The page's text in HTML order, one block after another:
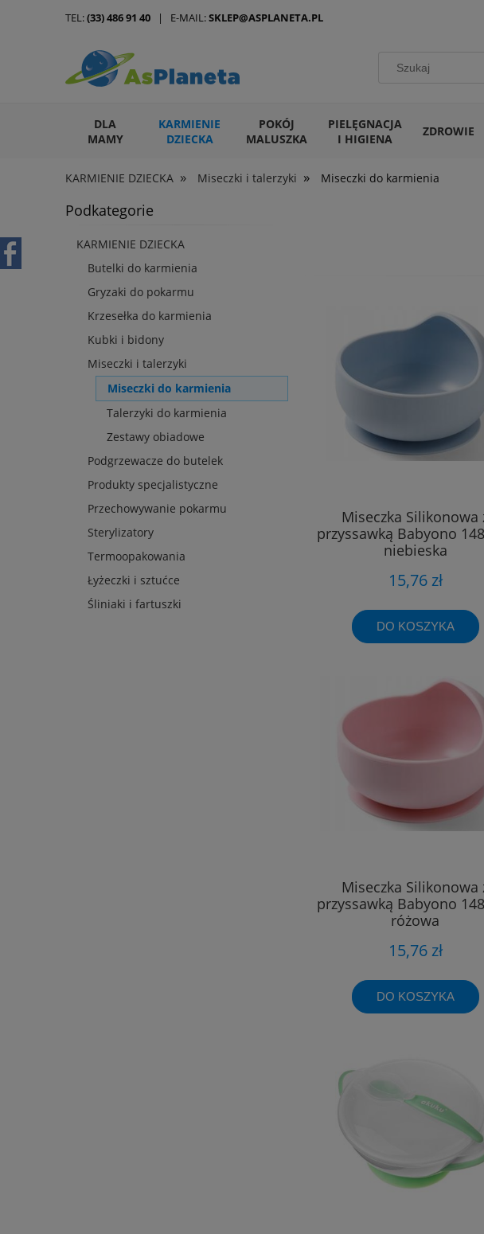
DLA
MAMY
KARMIENIE
DZIECKA
POKÓJ
MALUSZKA
PIELĘGNACJA
I HIGIENA
ZDROWIE
ARTYKUŁY DLA ZWIERZĄT
KARMIENIE DZIECKA » Miseczki i talerzyki » Miseczki do karmienia
TEL:(33) 486 91 40 | E-MAIL:SKLEP@ASPLANETA.PL
Podkategorie
KARMIENIE DZIECKA
Butelki do karmienia
Gryzaki do pokarmu
Krzesełka do karmienia
Kubki i bidony
Miseczki i talerzyki
Miseczki do karmienia
Talerzyki do karmienia
Zestawy obiadowe
Podgrzewacze do butelek
Produkty specjalistyczne
Przechowywanie pokarmu
Sterylizatory
Termoopakowania
Łyżeczki i sztućce
Śliniaki i fartuszki
Miseczka Silikonowa
przyssawką Babyono
niebieska
15,76 zł
DO KOSZYKA
Miseczka Silikonowa
przyssawką Babyono
różowa
15,76 zł
DO KOSZYKA